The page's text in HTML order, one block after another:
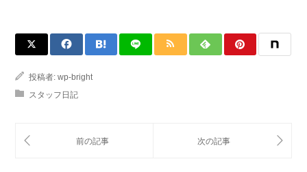
投稿者: wp-bright
スタッフ日記